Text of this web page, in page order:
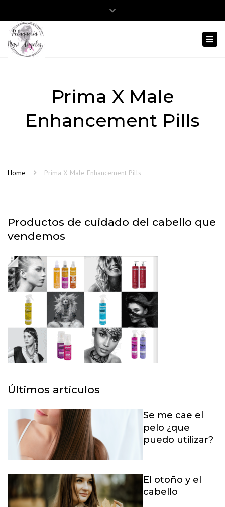
Abrir barra de herramientas
Close
Prima X Male
Enhancement Pills
Home Prima X Male Enhancement Pills
Productos de cuidado del cabello que
vendemos
Últimos artículos
Se me cae el
pelo ¿que
puedo utilizar?
El otoño y el
cabello